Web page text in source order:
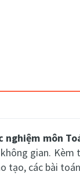
nghiệm môn
gian. Kèm
tạo, các bài